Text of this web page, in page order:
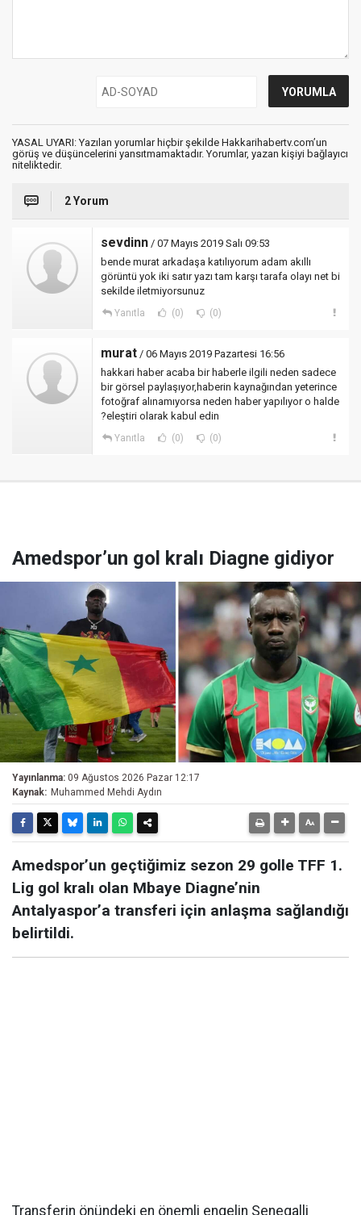
YASAL UYARI: Yazılan yorumlar hiçbir şekilde Hakkarihabertv.com’un
görüş ve düşüncelerini yansıtmamaktadır. Yorumlar, yazan kişiyi bağlayıcı
niteliktedir.
2 Yorum
sevdinn / 07 Mayıs 2019 Salı 09:53
bende murat arkadaşa katılıyorum adam akıllı
görüntü yok iki satır yazı tam karşı tarafa olayı net bi
sekilde iletmiyorsunuz
Yanıtla (0) (0)
murat / 06 Mayıs 2019 Pazartesi 16:56
hakkari haber acaba bir haberle ilgili neden sadece
bir görsel paylaşıyor,haberin kaynağından yeterince
fotoğraf alınamıyorsa neden haber yapılıyor o halde
?eleştiri olarak kabul edin
Yanıtla (0) (0)
Amedspor’un gol kralı Diagne gidiyor
Yayınlanma: 09 Ağustos 2026 Pazar 12:17
Kaynak: Muhammed Mehdi Aydın
Amedspor’un geçtiğimiz sezon 29 golle TFF 1.
Lig gol kralı olan Mbaye Diagne’nin
Antalyaspor’a transferi için anlaşma sağlandığı
belirtildi.
Transferin önündeki en önemli engelin Senegalli